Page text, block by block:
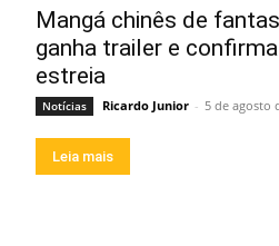
Mangá chinês de
ganha trailer e
estreia
Notícias Ricardo Junior - 5 de agosto
Leia mais